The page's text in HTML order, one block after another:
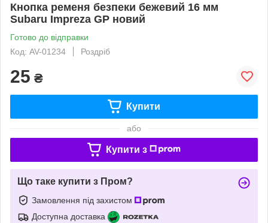
Кнопка ременя безпеки бежевий 16 мм
Subaru Impreza GP новий
Готово до відправки
Код: AV-01234
Роздріб
25 ₴
Купити
або
Купити з
Що таке купити з Пром?
Замовлення під захистом
Доступна доставка